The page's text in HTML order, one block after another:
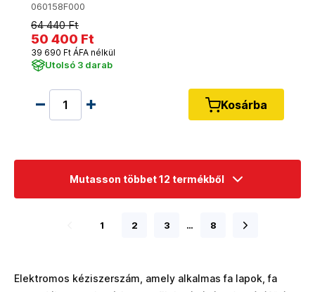
060158F000
64 440 Ft
50 400 Ft
39 690 Ft ÁFA nélkül
Utolsó 3 darab
Kosárba
Mutasson többet 12 termékből
1 2 3 … 8
Elektromos kéziszerszám, amely alkalmas fa lapok, fa